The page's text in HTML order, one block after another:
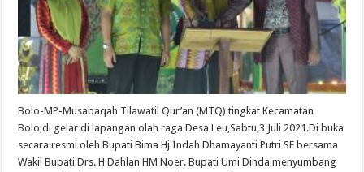
Bolo-MP-Musabaqah Tilawatil Qur’an (MTQ) tingkat Kecamatan
Bolo,di gelar di lapangan olah raga Desa Leu,Sabtu,3 Juli 2021.Di buka
secara resmi oleh Bupati Bima Hj Indah Dhamayanti Putri SE bersama
Wakil Bupati Drs. H Dahlan HM Noer. Bupati Umi Dinda menyumbang